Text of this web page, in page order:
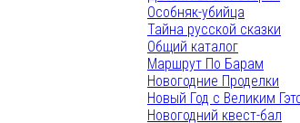
Особняк-убийца
Тайна русской сказки
Общий каталог
Маршрут По Барам
Новогодние Проделки
Новый Год с Великим
Новогодний квест-бал